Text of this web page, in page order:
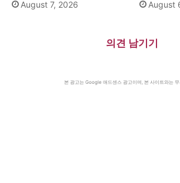
August 7, 2026 August
의견 남기기
본 광고는 Google 애드센스 광고이며, 본 사이트와는 무